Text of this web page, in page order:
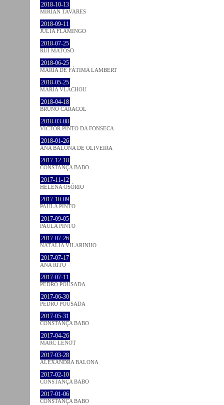
2018-10-13
MIRIAN TAVARES
2018-09-11
JULIA FLAMINGO
2018-07-25
RUI MATOSO
2018-06-25
MARIA DE FÁTIMA LAMBERT
2018-05-25
MARIA VLACHOU
2018-04-18
BRUNO CARACOL
2018-03-08
VICTOR PINTO DA FONSECA
2018-01-26
ANA BALONA DE OLIVEIRA
2017-12-18
CONSTANÇA BABO
2017-11-12
HELENA OSÓRIO
2017-10-09
PAULA PINTO
2017-09-05
PAULA PINTO
2017-07-26
NATÁLIA VILARINHO
2017-07-17
ANA RITO
2017-07-11
PEDRO POUSADA
2017-06-30
PEDRO POUSADA
2017-05-31
CONSTANÇA BABO
2017-04-26
MARC LENOT
2017-03-28
ALEXANDRA BALONA
2017-02-10
CONSTANÇA BABO
2017-01-06
CONSTANÇA BABO